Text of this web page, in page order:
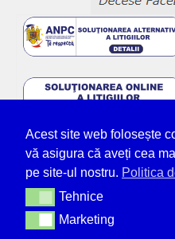
Acest site web folosește
vă asigura că aveți cea
pe site-ul nostru. Politica
TehniceTehnice
MarketingMarketing